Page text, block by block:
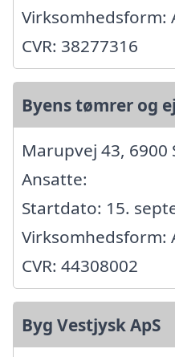
Virksomhedsform:
CVR: 38277316
Byens tømrer og
Marupvej 43, 6900
Ansatte:
Startdato: 15.
Virksomhedsform:
CVR: 44308002
Byg Vestjysk ApS